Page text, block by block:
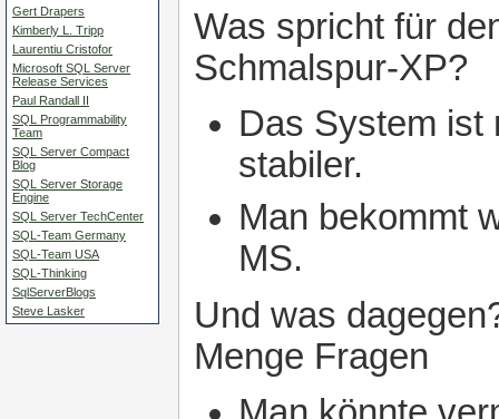
Gert Drapers
Kimberly L. Tripp
Laurentiu Cristofor
Microsoft SQL Server
Release Services
Paul Randall II
SQL Programmability
Team
SQL Server Compact
Blog
SQL Server Storage
Engine
SQL Server TechCenter
SQL-Team Germany
SQL-Team USA
SQL-Thinking
SqlServerBlogs
Steve Lasker
Was spricht für
Schmalspur-XP?
Das System ist
stabiler.
Man bekommt
MS.
Und was
Menge Fragen